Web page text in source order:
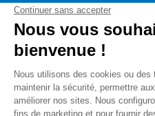
Humanité & Inclusion
Suite 500b |